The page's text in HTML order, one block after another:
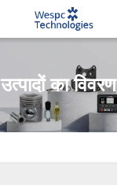
उत्पादों का विवरण